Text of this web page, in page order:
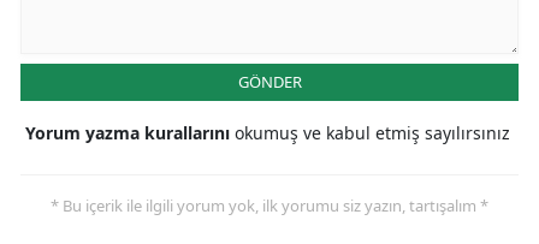
GÖNDER
Yorum yazma kurallarını okumuş ve kabul etmiş sayılırsınız
* Bu içerik ile ilgili yorum yok, ilk yorumu siz yazın, tartışalım *